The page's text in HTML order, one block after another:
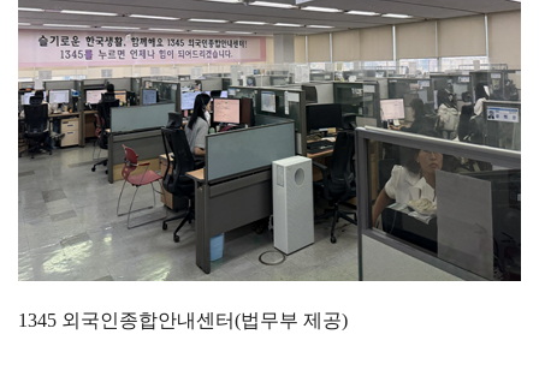
1345 외국인종합안내센터(법무부 제공)